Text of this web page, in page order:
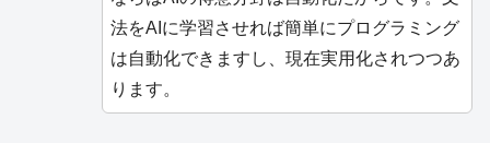
法をAIに学習させれば簡単にプログラミング
は自動化できますし、現在実用化されつつあ
ります。